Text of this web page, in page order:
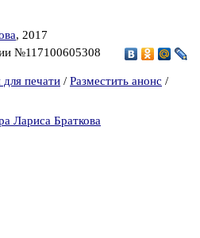
, 2017
№117100605308
для печати / Разместить анонс /
Лариса Браткова